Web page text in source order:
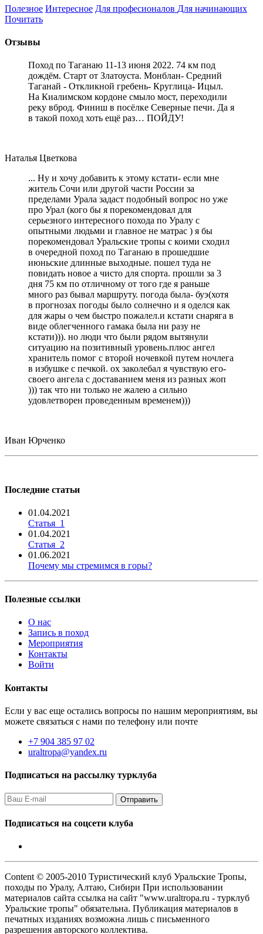
Полезное Интересное Для професионалов Для начинающих
Почитать
Отзывы
Поход по Таганаю 11-13 июня 2022. 74 км под
дождём. Старт от Златоуста. Монблан- Средний
Таганай - Откликной гребень- Круглица- Ицыл.
На Киалимском кордоне смыло мост, переходили
реку вброд. Финиш в посёлке Северные печи. Да я
в такой поход хоть ещё раз… ПОЙДУ!
Наталья Цветкова
... Ну и хочу добавить к этому кстати- если мне
житель Сочи или другой части России за
пределами Урала задаст подобный вопрос но уже
про Урал (кого бы я порекомендовал для
серьезного интересного похода по Уралу с
опытными людьми и главное не матрас ) я бы
порекомендовал Уральские тропы с коими сходил
в очередной поход по Таганаю в прошедшие
июньские длинные выходные. пошел туда не
повидать новое а чисто для спорта. прошли за 3
дня 75 км по отличному от того где я раньше
много раз бывал маршруту. погода была- буэ(хотя
в прогнозах погоды было солнечно и я оделся как
для жары о чем быстро пожалел.и кстати снаряга в
виде облегченного гамака была ни разу не
кстати))). но люди что были рядом вытянули
ситуацию на позитивный уровень.плюс ангел
хранитель помог с второй ночевкой путем ночлега
в избушке с печкой. ох заколебал я чувствую его-
своего ангела с доставанием меня из разных жоп
))) так что ни только не жалею а сильно
удовлетворен проведенным временем)))
Иван Юрченко
Последние статьи
01.04.2021
Статья_1
01.04.2021
Статья_2
01.06.2021
Почему мы стремимся в горы?
Полезные ссылки
О нас
Запись в поход
Мероприятия
Контакты
Войти
Контакты
Если у вас еще остались вопросы по нашим мероприятиям, вы
можете связаться с нами по телефону или почте
+7 904 385 97 02
uraltropa@yandex.ru
Подписаться на рассылку турклуба
Подписаться на соцсети клуба
Content © 2005-2010 Туристический клуб Уральские Тропы,
походы по Уралу, Алтаю, Сибири При использовании
материалов сайта ссылка на сайт "www.uraltropa.ru - турклуб
Уральские тропы" обязательна. Публикация материалов в
печатных изданиях возможна лишь с письменного
разрешения авторского коллектива.